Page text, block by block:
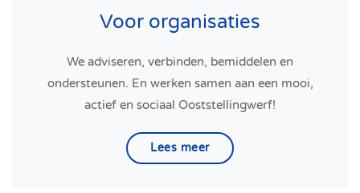
Voor organisaties
We adviseren, verbinden, bemiddelen en
ondersteunen. En werken samen aan een mooi,
actief en sociaal Ooststellingwerf!
Lees meer